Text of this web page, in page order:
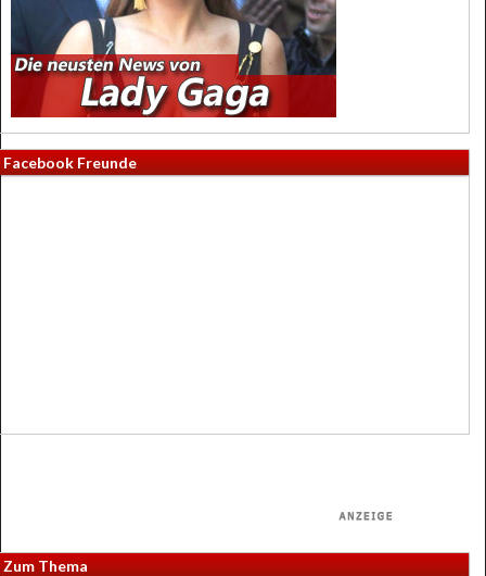
Facebook Freunde
Zum Thema